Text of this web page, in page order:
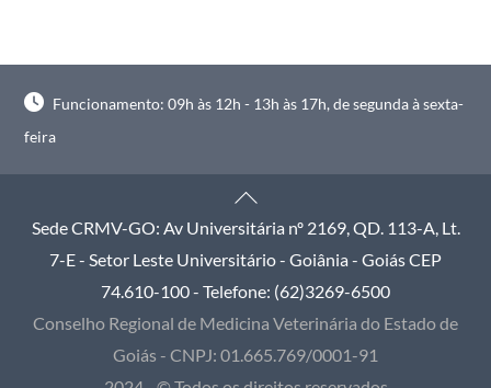
Funcionamento: 09h às 12h - 13h às 17h, de segunda à sexta-
feira
Back
To
Top
Sede CRMV-GO: Av Universitária nº 2169, QD. 113-A, Lt.
7-E - Setor Leste Universitário - Goiânia - Goiás CEP
74.610-100 - Telefone: (62)3269-6500
Conselho Regional de Medicina Veterinária do Estado de
Goiás - CNPJ: 01.665.769/0001-91